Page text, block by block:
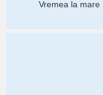
Vremea la mare